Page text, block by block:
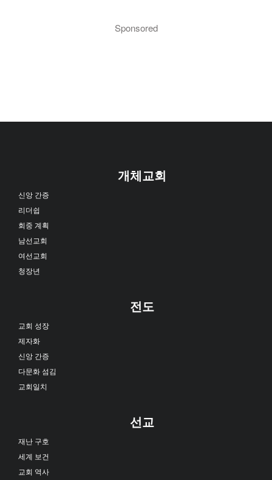
Sponsored
개체교회
신앙 간증
리더쉽
회중 계획
남선교회
여선교회
청장년
전도
교회 성장
제자화
신앙 간증
다문화 섬김
교회일치
선교
재난 구호
세계 보건
교회 역사